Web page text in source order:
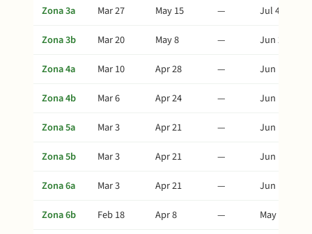
Zona 3a
Mar 27 May 15 —
Jul 4
Zona 3b
Mar 20 May 8 —
Jun 27
Zona 4a
Mar 10 Apr 28 —
Jun 17
Zona 4b
Mar 6 Apr 24 —
Jun 13
Zona 5a
Mar 3 Apr 21 —
Jun 10
Zona 5b
Mar 3 Apr 21 —
Jun 10
Zona 6a
Mar 3 Apr 21 —
Jun 10
Zona 6b
Feb 18 Apr 8 —
May 28